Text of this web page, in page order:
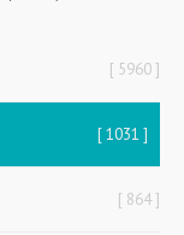
5960
1031
864